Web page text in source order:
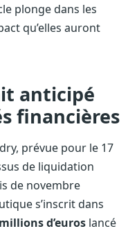
plonge dans les
qu’elles auront
anticipé
financières
prévue pour le 17
de liquidation
de novembre
s’inscrit dans
d’euros lancé